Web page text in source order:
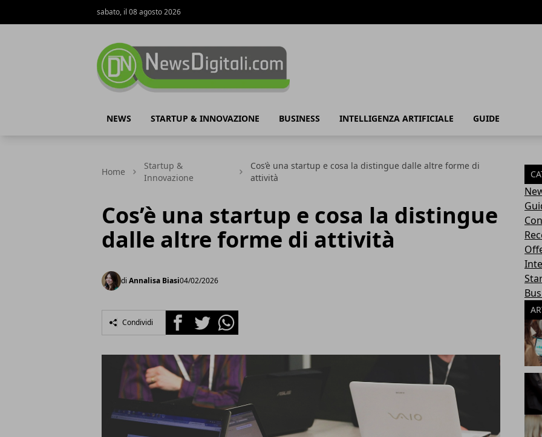
sabato, il 08 agosto 2026
NEWS STARTUP & INNOVAZIONE BUSINESS INTELLIGENZA ARTIFICIALE GUIDE
Home
Startup &
Innovazione
Cos’è una startup e cosa la distingue dalle altre forme di
attività
Cos’è una startup e cosa la distingue
dalle altre forme di attività
di Annalisa Biasi04/02/2026
Condividi FacebookTwitterWhatsapp